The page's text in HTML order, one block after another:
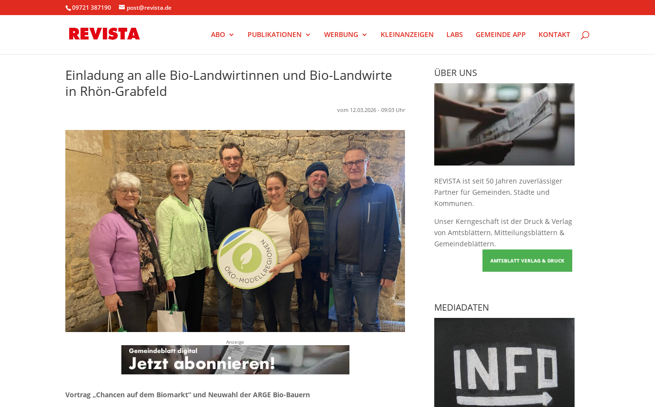
09721 387190 post@revista.de
ABO PUBLIKATIONEN WERBUNG KLEINANZEIGEN LABS GEMEINDE APP KONTAKT
Einladung an alle Bio-Landwirtinnen und Bio-Landwirte
in Rhön-Grabfeld
vom 12.03.2026 - 09:03 Uhr
Anzeige
Vortrag „Chancen auf dem Biomarkt“ und Neuwahl der ARGE Bio-Bauern
ÜBER UNS
REVISTA ist seit 50 Jahren zuverlässiger
Partner für Gemeinden, Städte und
Kommunen.
Unser Kerngeschäft ist der Druck & Verlag
von Amtsblättern, Mitteilungsblättern &
Gemeindeblättern.
AMTSBLATT VERLAG & DRUCK
MEDIADATEN